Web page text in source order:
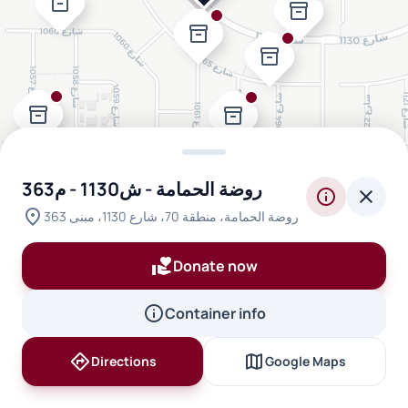
inventory_2
inventory_2
inventory_2
inventory_2
inventory_2
روضة الحمامة - ش1130 - م363
location_on روضة الحمامة، منطقة 70، شارع 1130، مبنى 363
info close
volunteer_activismDonate now
infoContainer info
directionsDirections mapGoogle Maps